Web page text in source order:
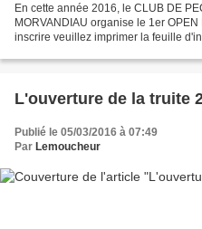
En cette année 2016, le CLUB DE
MORVANDIAU organise le 1er
inscrire veuillez imprimer la feuille
L'ouverture de la truite
Publié le 05/03/2016 à 07:49
Par Lemoucheur